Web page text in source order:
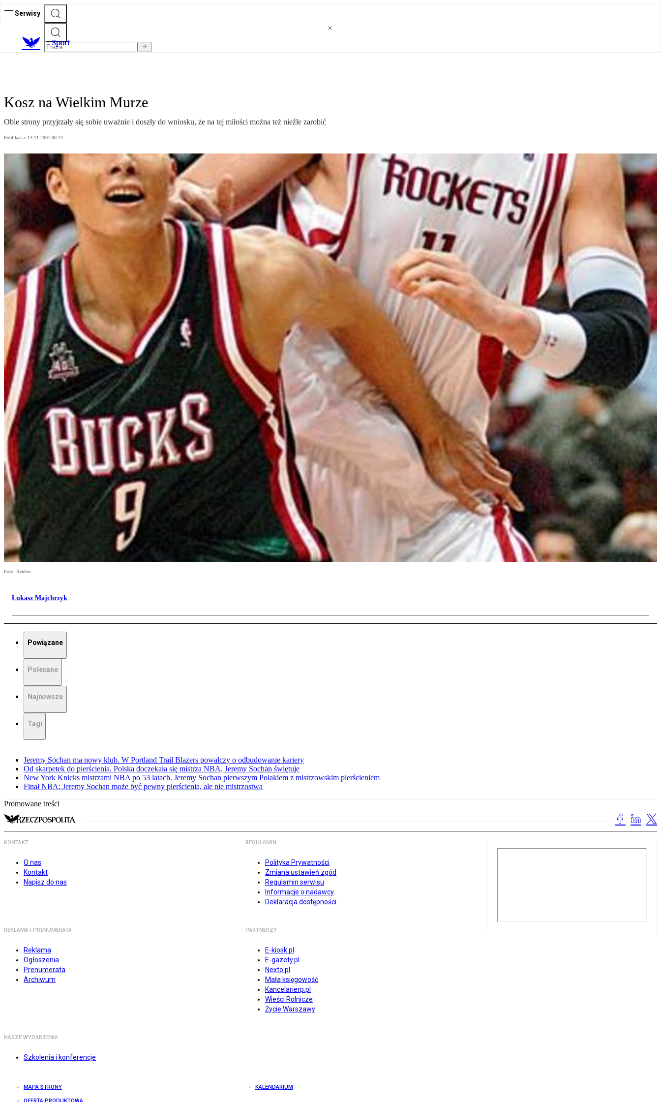
Serwisy
Sport
Kosz na Wielkim Murze
Obie strony przyjrzały się sobie uważnie i doszły do wniosku, że na tej miłości można też nieźle zarobić
Publikacja: 13.11.2007 00:23
Foto: Reuters
Łukasz Majchrzyk
Powiązane
Polecane
Najnowsze
Tagi
Jeremy Sochan ma nowy klub. W Portland Trail Blazers powalczy o odbudowanie kariery
Od skarpetek do pierścienia. Polska doczekała się mistrza NBA, Jeremy Sochan świętuje
New York Knicks mistrzami NBA po 53 latach. Jeremy Sochan pierwszym Polakiem z mistrzowskim pierścieniem
Finał NBA: Jeremy Sochan może być pewny pierścienia, ale nie mistrzostwa
Promowane treści
KONTAKT
O nas
Kontakt
Napisz do nas
REGULAMIN
Polityka Prywatności
Zmiana ustawień zgód
Regulamin serwisu
Informacje o nadawcy
Deklaracja dostępności
REKLAMA I PRENUMERATA
Reklama
Ogłoszenia
Prenumerata
Archiwum
PARTNERZY
E-kiosk.pl
E-gazety.pl
Nexto.pl
Mała księgowość
Kancelarierp.pl
Wieści Rolnicze
Życie Warszawy
NASZE WYDARZENIA
Szkolenia i konferencje
MAPA STRONY KALENDARIUM